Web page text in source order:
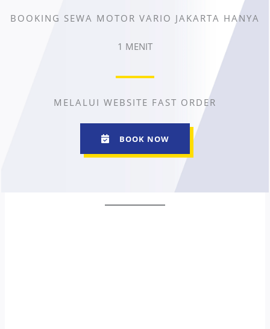
BOOKING SEWA MOTOR VARIO JAKARTA HANYA
1 MENIT
MELALUI WEBSITE FAST ORDER
BOOK NOW